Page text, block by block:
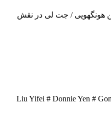
هونگهویی / جت لی در نقش
Liu Yifei # Donnie Yen #